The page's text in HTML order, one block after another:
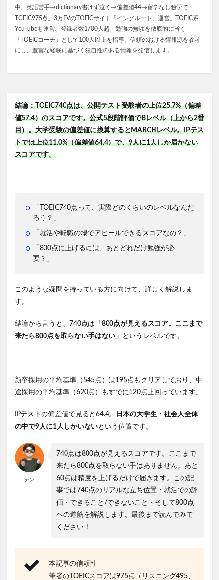
中。英語苦手→dictionary書けず泣く→偏差値44→留学なし独学で
TOEIC975点。3万PVのTOEICサイト「イングルート」運営。TOEIC系
YouTubeも運営、登録者数1700人超。勉強の無駄を徹底的に省く
「TOEICコーチ」として100人以上を指導。信頼のおける情報源を参考
にし、豊富な経験に基づく独自性のある情報を発信します。
結論：TOEIC740点は、公開テスト受験者の上位25.7%（偏差
値57.4）のスコアです。公式5段階評価でBレベル（上から2番
目）。大学受験の偏差値に換算するとMARCHレベル。IPテス
トでは上位11.0%（偏差値64.4）で、9人に1人しか届かない
スコアです。
「TOEIC740点って、実際どのくらいのレベルなんだ
ろう？」
「就活や転職の場でアピールできるスコアなの？」
「800点に上げるには、あとどれだけ勉強が必
要？」
このような疑問を持っている方に向けて、詳しく解説しま
す。
結論から言うと、740点は 「800点が見えるスコア。ここまで
来たら800点を取らない手はない」
というレベルです。
新卒採用の平均基準（545点）は195点もクリアしており、中
途採用の平均基準（620点）もすでに120点上回っています。
IPテストの偏差値で見ると64.4。
日本の大学生・社会人全体
の中で9人に1人しかいないという位置です。
テン
740点は800点が見えるスコアです。ここまで
来たら800点を取らない手はありません。あと
60点は精度を上げるだけで届きます。この記
事では740点のリアルな立ち位置・就活での評
価・できること/できないこと・そして800点
への道筋を解説します。最後まで読んでみて
ください！
本記事の信頼性
筆者のTOEICスコアは975点（リスニング495、